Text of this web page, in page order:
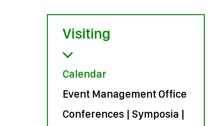
Visiting
Calendar
Event Management Office
Conferences | Symposia |